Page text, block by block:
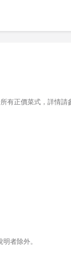
有正價菜式，詳情請
者除外。